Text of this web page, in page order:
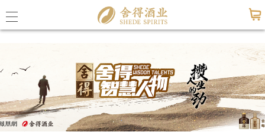
公司概
意大利